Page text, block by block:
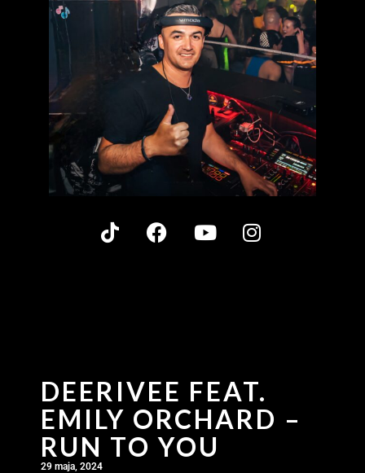
DEERIVEE FEAT.
EMILY ORCHARD –
RUN TO YOU
29 maja, 2024